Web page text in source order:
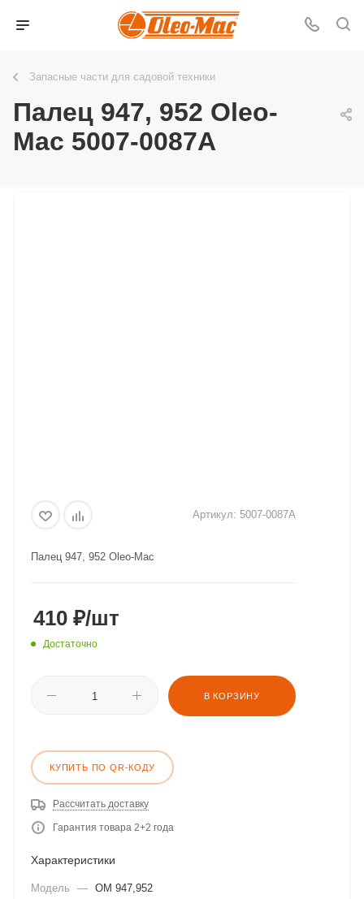
Запасные части для садовой техники
Палец 947, 952 Oleo-
Mac 5007-0087A
Артикул: 5007-0087A
Палец 947, 952 Oleo-Mac
410 ₽/шт
Достаточно
В КОРЗИНУ
КУПИТЬ ПО QR-КОДУ
Рассчитать доставку
Гарантия товара 2+2 года
Характеристики
Модель — ОМ 947,952